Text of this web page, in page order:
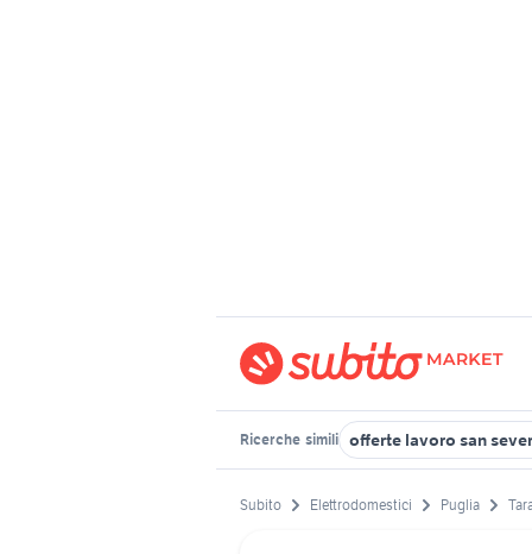
Ricerche simili offerte lavoro san
Subito Elettrodomestici Puglia